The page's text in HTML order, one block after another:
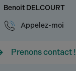
Benoit DELCOURT
Appelez-moi
Prenons contact !